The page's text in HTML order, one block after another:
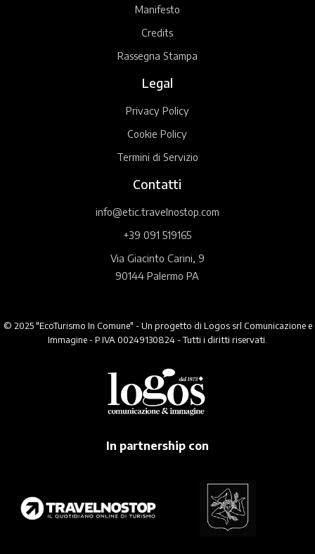
Manifesto
Credits
Rassegna Stampa
Legal
Privacy Policy
Cookie Policy
Termini di Servizio
Contatti
info@etic.travelnostop.com
+39 091 519165
Via Giacinto Carini, 9
90144 Palermo PA
© 2025 "EcoTurismo In Comune" - Un progetto di Logos srl Comunicazione e
Immagine - P.IVA 00249130824 - Tutti i diritti riservati.
In partnership con